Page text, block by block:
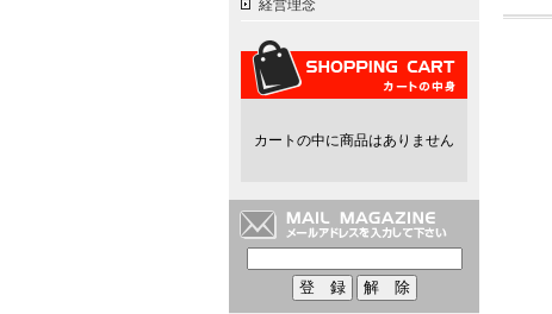
経営理念
カートの中に商品はありません